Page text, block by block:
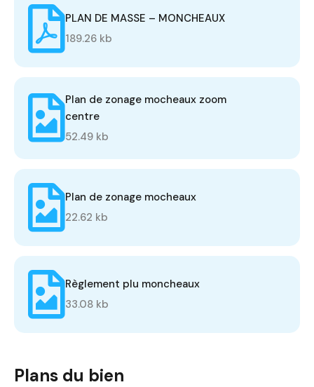
PLAN DE MASSE – MONCHEAUX
189.26 kb
Plan de zonage mocheaux zoom
centre
52.49 kb
Plan de zonage mocheaux
22.62 kb
Règlement plu moncheaux
33.08 kb
Plans du bien